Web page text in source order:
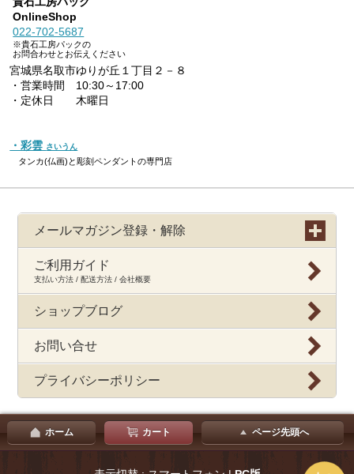
OnlineShop
022-702-5687
※貴石工房パックの
お問合わせとお伝えください
宮城県名取市ゆりが丘１丁目２－８
・営業時間 10:30～17:00
・定休日 木曜日
・彩雲 さいうん
タンカ(仏画)と彫刻ペンダントの専門店
メールマガジン登録・解除
ご利用ガイド
支払い方法 / 配送方法 / 会社概要
ショップブログ
お問い合せ
プライバシーポリシー
ホーム カート ページ先頭へ